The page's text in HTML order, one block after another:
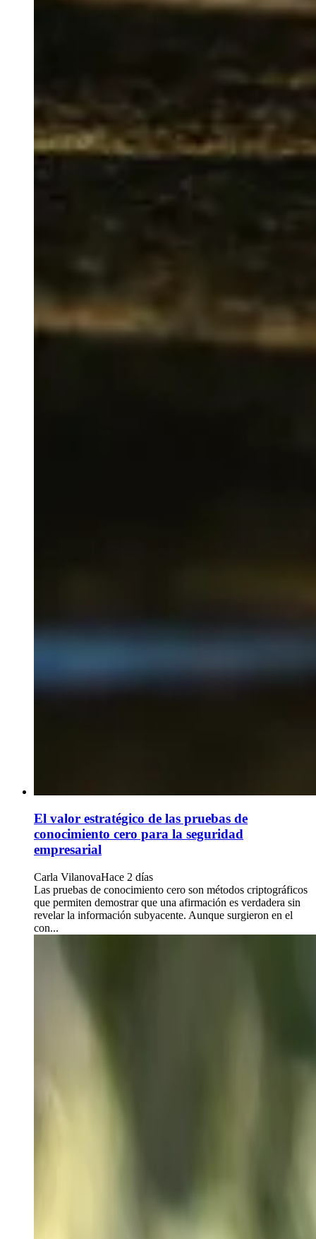
El valor estratégico de las pruebas de
conocimiento cero para la seguridad
empresarial
Carla VilanovaHace 2 días
Las pruebas de conocimiento cero son métodos criptográficos
que permiten demostrar que una afirmación es verdadera sin
revelar la información subyacente. Aunque surgieron en el
con...